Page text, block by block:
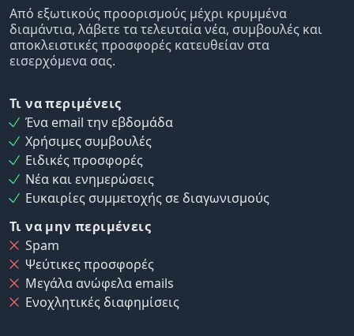
Από εξωτικούς προορισμούς μέχρι κρυμμένα
διαμάντια, λάβετε τα τελευταία νέα, συμβουλές και
αποκλειστικές προσφορές κατευθείαν στα
εισερχόμενα σας.
Τι να περιμένεις
Ένα email την εβδομάδα
Χρήσιμες συμβουλές
Ειδικές προσφορές
Νέα και ενημερώσεις
Ευκαιρίες συμμετοχής σε διαγωνισμούς
Τι να μην περιμένεις
Spam
Ψεύτικες προσφορές
Μεγάλα ανώφελα emails
Ενοχλητικές διαφημίσεις